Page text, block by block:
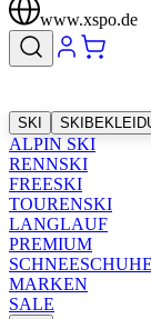
www.xspo.de
SKI
ALPIN SKI
RENNSKI
FREESKI
TOURENSKI
LANGLAUF
PREMIUM
SCHNEESCHUHE
MARKEN
SALE